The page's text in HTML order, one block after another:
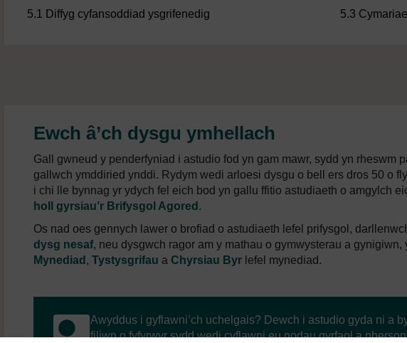
5.1 Diffyg cyfansoddiad ysgrifenedig 5.3
Ewch â’ch dysgu ymhellach
Gall gwneud y penderfyniad i astudio fod yn gam mawr, sydd yn rheswm
gallwch ymddiried ynddi. Rydym wedi arloesi dysgu o bell ers dros 50 o
i chi lle bynnag yr ydych fel eich bod yn gallu ffitio astudiaeth o amgylch
holl gyrsiau’r Brifysgol Agored .
Os nad oes gennych lawer o brofiad o astudiaeth lefel prifysgol,
dysg nesaf, neu dysgwch ragor am y mathau o gymwysterau a gynigiwn,
Mynediad , Tystysgrifau a Chyrsiau Byr lefel mynediad.
Awyddus i gyflawni’ch uchelgais? Dewch i astudio gyda ni a
filiwn o fyfyrwyr sydd wedi cyflawni eu nodau gyrfaol a